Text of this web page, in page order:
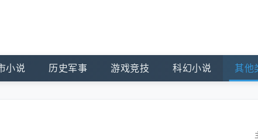
小说 历史军事 游戏竞技 科幻小说 其他